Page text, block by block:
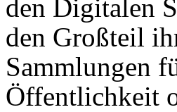
den Digitalen
den Großteil
Sammlungen
Öffentlichkeit